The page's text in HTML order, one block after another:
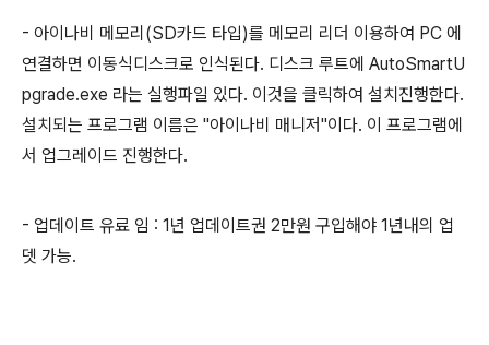
- 아이나비 메모리(SD카드 타입)를 메모리 리더 이용하여 PC 에
연결하면 이동식디스크로 인식된다. 디스크 루트에 AutoSmartU
pgrade.exe 라는 실행파일 있다. 이것을 클릭하여 설치진행한다.
설치되는 프로그램 이름은 "아이나비 매니저"이다. 이 프로그램에
서 업그레이드 진행한다.
- 업데이트 유료 임 : 1년 업데이트권 2만원 구입해야 1년내의 업
뎃 가능.